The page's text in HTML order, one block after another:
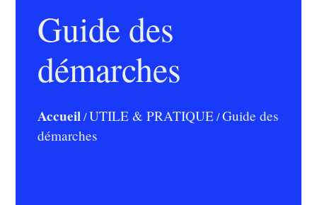
Guide des
démarches
Accueil/UTILE & PRATIQUE/Guide des
démarches